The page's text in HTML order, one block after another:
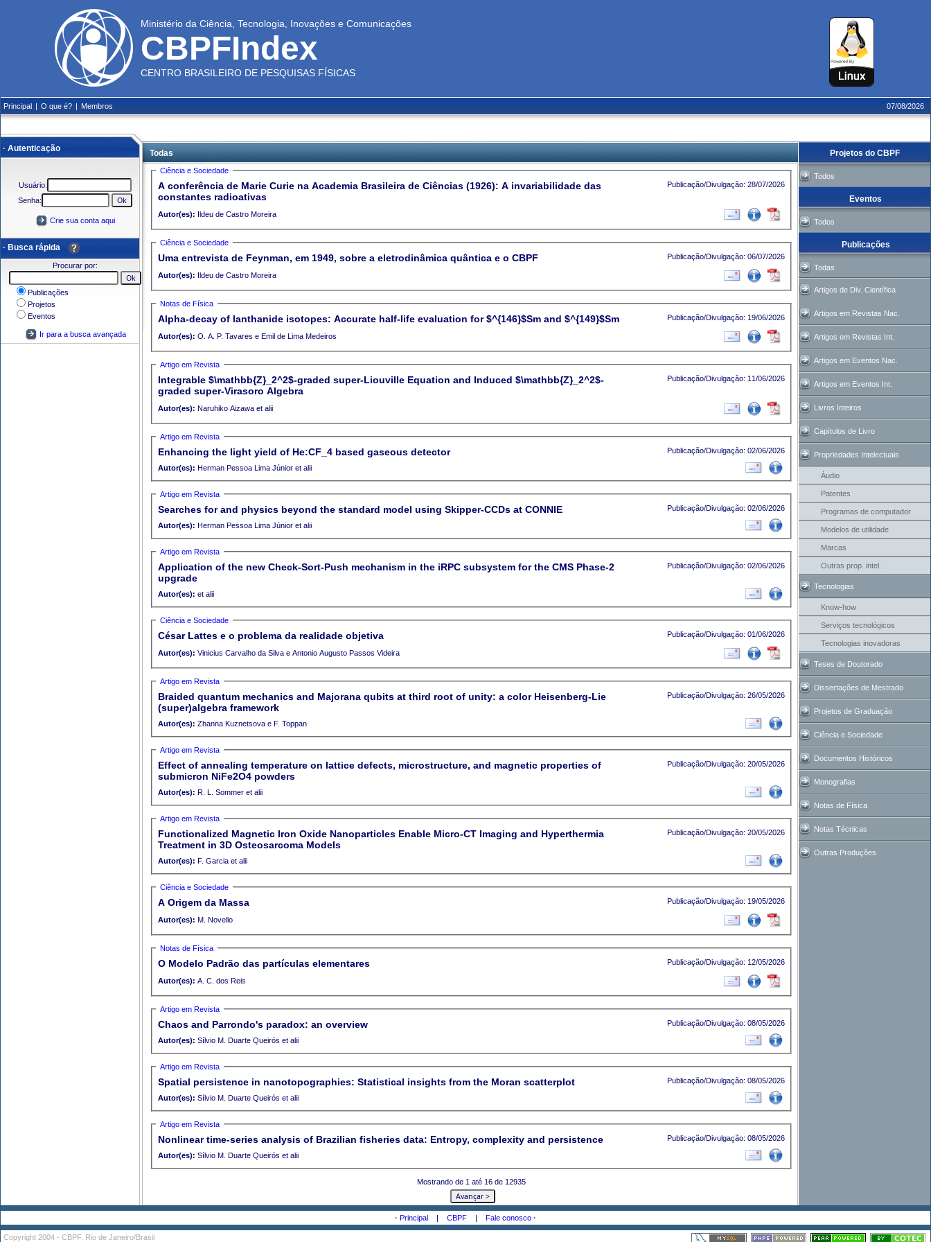
Ministério da Ciência, Tecnologia, Inovações e Comunicações
CBPFIndex
CENTRO BRASILEIRO DE PESQUISAS FÍSICAS
Principal | O que é? | Membros 07/08/2026
· Autenticação Todas Projetos do CBPF
Usuário:
Senha:
Crie sua conta aqui
· Busca rápida
Procurar por:
Publicações
Projetos
Eventos
Ir para a busca avançada
Ciência e Sociedade
A conferência de Marie Curie na Academia Brasileira de Ciências (1926): A invariabilidade das
constantes radioativas
Publicação/Divulgação: 28/07/2026
Autor(es): Ildeu de Castro Moreira
Ciência e Sociedade
Uma entrevista de Feynman, em 1949, sobre a eletrodinâmica quântica e o CBPF Publicação/Divulgação: 06/07/2026
Autor(es): Ildeu de Castro Moreira
Notas de Física
Alpha-decay of lanthanide isotopes: Accurate half-life evaluation for $^{146}$Sm and $^{149}$Sm Publicação/Divulgação: 19/06/2026
Autor(es): O. A. P. Tavares e Emil de Lima Medeiros
Artigo em Revista
Integrable $\mathbb{Z}_2^2$-graded super-Liouville Equation and Induced $\mathbb{Z}_2^2$-
graded super-Virasoro Algebra
Publicação/Divulgação: 11/06/2026
Autor(es): Naruhiko Aizawa et alii
Artigo em Revista
Enhancing the light yield of He:CF_4 based gaseous detector Publicação/Divulgação: 02/06/2026
Autor(es): Herman Pessoa Lima Júnior et alii
Artigo em Revista
Searches for and physics beyond the standard model using Skipper-CCDs at CONNIE Publicação/Divulgação: 02/06/2026
Autor(es): Herman Pessoa Lima Júnior et alii
Artigo em Revista
Application of the new Check-Sort-Push mechanism in the iRPC subsystem for the CMS Phase-2
upgrade
Publicação/Divulgação: 02/06/2026
Autor(es): et alii
Ciência e Sociedade
César Lattes e o problema da realidade objetiva Publicação/Divulgação: 01/06/2026
Autor(es): Vinicius Carvalho da Silva e Antonio Augusto Passos Videira
Artigo em Revista
Braided quantum mechanics and Majorana qubits at third root of unity: a color Heisenberg-Lie
(super)algebra framework
Publicação/Divulgação: 26/05/2026
Autor(es): Zhanna Kuznetsova e F. Toppan
Artigo em Revista
Effect of annealing temperature on lattice defects, microstructure, and magnetic properties of
submicron NiFe2O4 powders
Publicação/Divulgação: 20/05/2026
Autor(es): R. L. Sommer et alii
Artigo em Revista
Functionalized Magnetic Iron Oxide Nanoparticles Enable Micro-CT Imaging and Hyperthermia
Treatment in 3D Osteosarcoma Models
Publicação/Divulgação: 20/05/2026
Autor(es): F. Garcia et alii
Ciência e Sociedade
A Origem da Massa Publicação/Divulgação: 19/05/2026
Autor(es): M. Novello
Notas de Física
O Modelo Padrão das partículas elementares Publicação/Divulgação: 12/05/2026
Autor(es): A. C. dos Reis
Artigo em Revista
Chaos and Parrondo's paradox: an overview Publicação/Divulgação: 08/05/2026
Autor(es): Sílvio M. Duarte Queirós et alii
Artigo em Revista
Spatial persistence in nanotopographies: Statistical insights from the Moran scatterplot Publicação/Divulgação: 08/05/2026
Autor(es): Sílvio M. Duarte Queirós et alii
Artigo em Revista
Nonlinear time-series analysis of Brazilian fisheries data: Entropy, complexity and persistence Publicação/Divulgação: 08/05/2026
Autor(es): Sílvio M. Duarte Queirós et alii
Mostrando de 1 até 16 de 12935
Todos
Eventos
Todos
Publicações
Todas
Artigos de Div. Científica
Artigos em Revistas Nac.
Artigos em Revistas Int.
Artigos em Eventos Nac.
Artigos em Eventos Int.
Livros Inteiros
Capítulos de Livro
Propriedades Intelectuais
Áudio
Patentes
Programas de computador
Modelos de utilidade
Marcas
Outras prop. intel.
Tecnologias
Know-how
Serviços tecnológicos
Tecnologias inovadoras
Teses de Doutorado
Dissertações de Mestrado
Projetos de Graduação
Ciência e Sociedade
Documentos Históricos
Monografias
Notas de Física
Notas Técnicas
Outras Produções
· Principal | CBPF | Fale conosco ·
Copyright 2004 - CBPF. Rio de Janeiro/Brasil